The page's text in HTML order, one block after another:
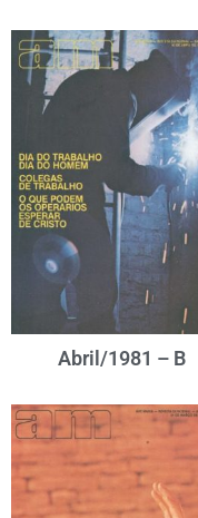
Abril/1981 – B